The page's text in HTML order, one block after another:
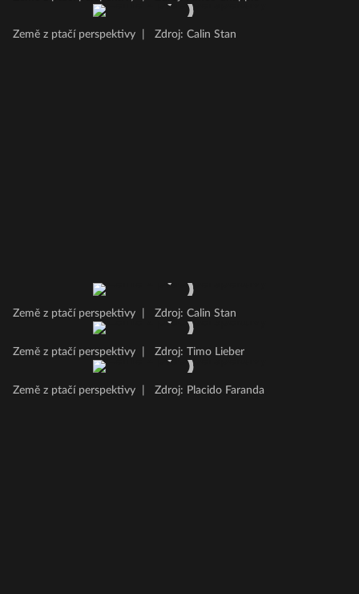
Země z ptačí perspektivy Zdroj: Calin Stan
Země z ptačí perspektivy Zdroj: Calin Stan
Země z ptačí perspektivy Zdroj: Timo Lieber
Země z ptačí perspektivy Zdroj: Placido Faranda